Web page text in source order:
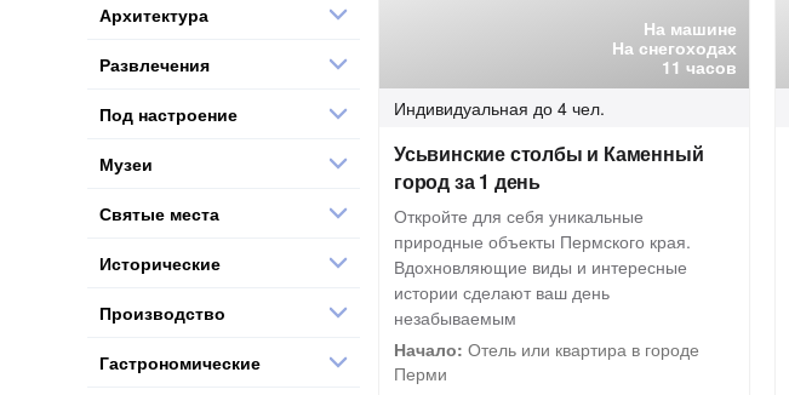
На машине
На снегоходах
11 часов
Индивидуальная до 4 чел.
Усьвинские столбы и Каменный
город за 1 день
Откройте для себя уникальные
природные объекты Пермского края.
Вдохновляющие виды и интересные
истории сделают ваш день
незабываемым
Начало: Отель или квартира в городе
Перми
Архитектура
Развлечения
Под настроение
Музеи
Святые места
Исторические
Производство
Гастрономические